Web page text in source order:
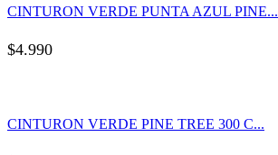
CINTURON VERDE PUNTA AZUL PINE...
$4.990
CINTURON VERDE PINE TREE 300 C...